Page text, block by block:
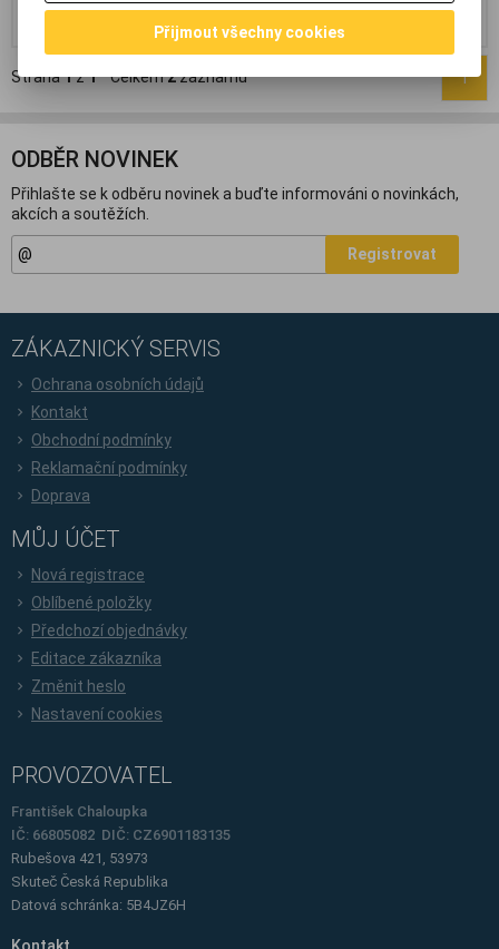
Přidat do košíku
Strana1z1Celkem2záznamů 1
ODBĚR NOVINEK
Přihlašte se k odběru novinek a buďte informováni o novinkách,
akcích a soutěžích.
Registrovat
ZÁKAZNICKÝ SERVIS
Ochrana osobních údajů
Kontakt
Obchodní podmínky
Reklamační podmínky
Doprava
MŮJ ÚČET
Nová registrace
Oblíbené položky
Předchozí objednávky
Editace zákazníka
Změnit heslo
Nastavení cookies
PROVOZOVATEL
František Chaloupka
IČ: 66805082 DIČ: CZ6901183135
Rubešova 421, 53973
Skuteč Česká Republika
Datová schránka: 5B4JZ6H
Přijmout všechny cookies